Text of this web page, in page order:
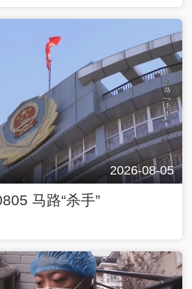
2026-08-05
马路“杀手”